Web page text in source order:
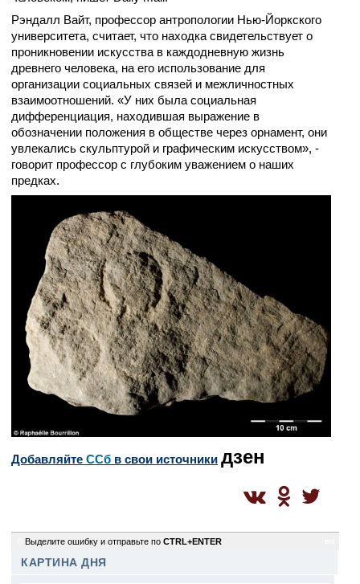
Рэндалл Вайт, профессор антропологии Нью-Йоркского
университета, считает, что находка свидетельствует о
проникновении искусства в каждодневную жизнь
древнего человека, на его использование для
организации социальных связей и межличностных
взаимоотношений. «У них была социальная
дифференциация, находившая выражение в
обозначении положения в обществе через орнамент, они
увлекались скульптурой и графическим искусством», -
говорит профессор с глубоким уважением о наших
предках.
Добавляйте CСб в свои источники дзен
Выделите ошибку и отправьте по CTRL+ENTER
КАРТИНА ДНЯ